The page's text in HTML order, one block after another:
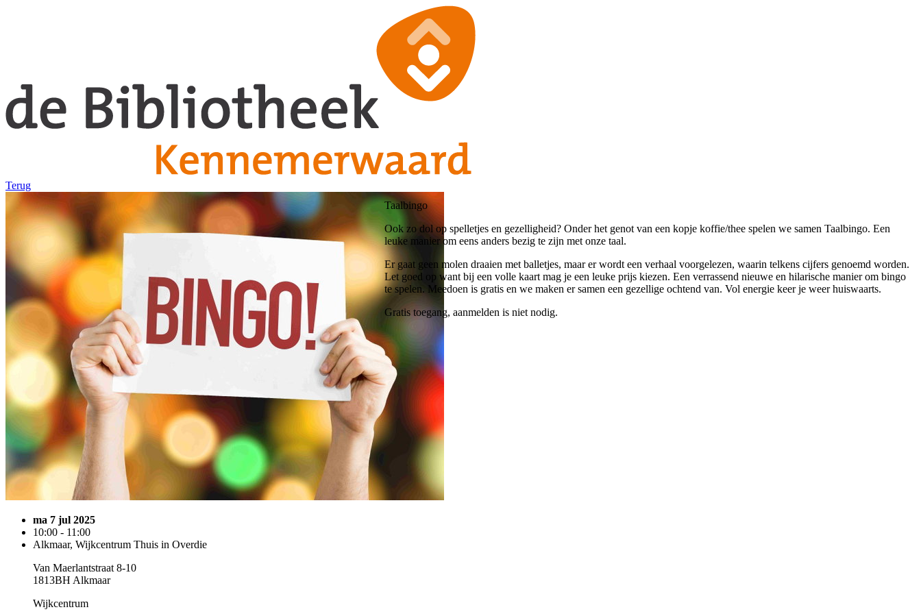
Terug
ma 7 jul 2025
10:00 - 11:00
Alkmaar, Wijkcentrum Thuis in Overdie
Van Maerlantstraat 8-10
1813BH Alkmaar
Wijkcentrum
Taalbingo
Ook zo dol op spelletjes en gezelligheid? Onder het genot van een kopje koffie/thee spelen we samen Taalbingo. Een
leuke manier om eens anders bezig te zijn met onze taal.
Er gaat geen molen draaien met balletjes, maar er wordt een verhaal voorgelezen, waarin telkens cijfers genoemd worden.
Let goed op want bij een volle kaart mag je een leuke prijs kiezen. Een verrassend nieuwe en hilarische manier om bingo
te spelen. Meedoen is gratis en we maken er samen een gezellige ochtend van. Vol energie keer je weer huiswaarts.
Gratis toegang, aanmelden is niet nodig.